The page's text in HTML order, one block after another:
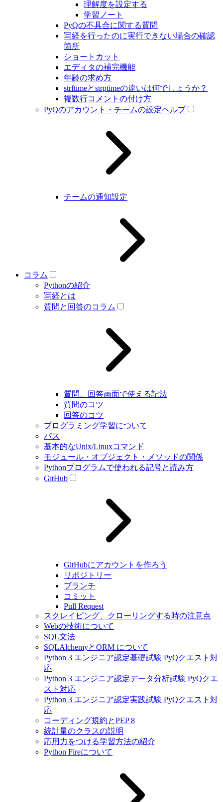
理解度を設定する
学習ノート
PyQの不具合に関する質問
写経を行ったのに実行できない場合の確認
箇所
ショートカット
エディタの補完機能
年齢の求め方
strftimeとstrptimeの違いは何でしょうか？
複数行コメントの付け方
PyQのアカウント・チームの設定ヘルプ
チームの通知設定
コラム
Pythonの紹介
写経とは
質問と回答のコラム
質問、回答画面で使える記法
質問のコツ
回答のコツ
プログラミング学習について
パス
基本的なUnix/Linuxコマンド
モジュール・オブジェクト・メソッドの関係
Pythonプログラムで使われる記号と読み方
GitHub
GitHubにアカウントを作ろう
リポジトリー
ブランチ
コミット
Pull Request
スクレイピング、クローリングする時の注意点
Webの技術について
SQL文法
SQLAlchemyとORM について
Python 3 エンジニア認定基礎試験 PyQクエスト対
応
Python 3 エンジニア認定データ分析試験 PyQクエ
スト対応
Python 3 エンジニア認定実践試験 PyQクエスト対
応
コーディング規約とPEP 8
統計量のクラスの説明
応用力をつける学習方法の紹介
Python Fireについて